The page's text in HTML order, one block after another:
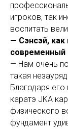
игроков, так
воспитать
— Сэнсэй,
современный
— Нам очень
такая
Благодаря его
каратэ JKA
физического
фундамент